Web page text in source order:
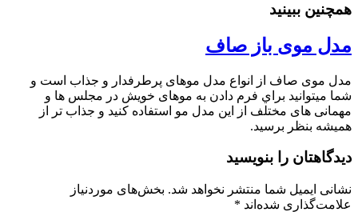
ببینید
موی باز صاف
موی صاف از انواع مدل موهای پرطرفدار و جذاب است و
میتوانید براي فرم دادن به موهای خویش در مجلس ها و
های مختلف از این مدل مو استفاده کنید و جذاب تر از
بنظر برسید.
را بنویسید
ایمیل شما منتشر نخواهد شد. بخش‌های موردنیاز
شده‌اند*